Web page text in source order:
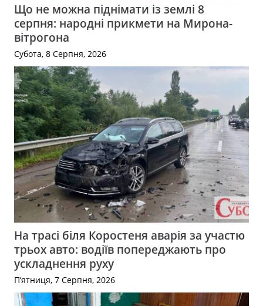
Що не можна піднімати із землі 8
серпня: народні прикмети на Мирона-
вітрогона
Субота, 8 Серпня, 2026
На трасі біля Коростеня аварія за участю
трьох авто: водіїв попереджають про
ускладнення руху
П’ятниця, 7 Серпня, 2026